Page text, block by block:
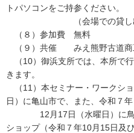
トパソコンをご持参ください。
（会場での貸し出しは
（８）参加費 無料
（９）共催 みえ熊野古道商
（10）御浜支所では、本所で
きます。
（11）本セミナー・ワークシ
日）に亀山市で、また、令和７年
12月17日（水曜日）に鳥羽
ショップ（令和７年10月15日及